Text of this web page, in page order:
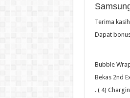
Terima
Dapat
Bubble
Bekas 2nd
. ( 4)